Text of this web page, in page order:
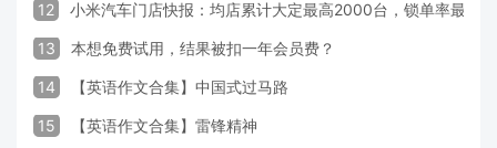
12 小米汽车门店快报：均店累计大定最高2000台，锁单率最高
13 本想免费试用，结果被扣一年会员费？
14 【英语作文合集】中国式过马路
15 【英语作文合集】雷锋精神